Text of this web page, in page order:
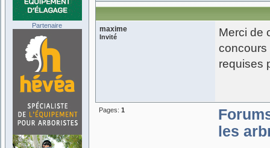
maxime
Invité
Merci de
concours
requises
Pages: 1
les
Partenaire